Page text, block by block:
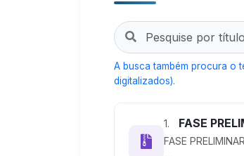
A busca também procura o
digitalizados).
1. FASE
FASE PRELIMINAR